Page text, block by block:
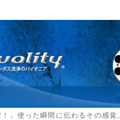
！」使った瞬間に伝わるその感